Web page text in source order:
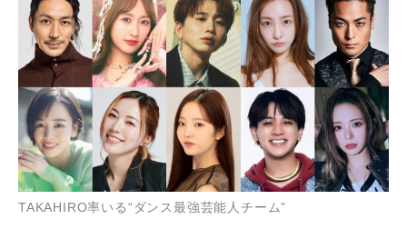
TAKAHIRO率いる“ダンス最強芸能人チーム”